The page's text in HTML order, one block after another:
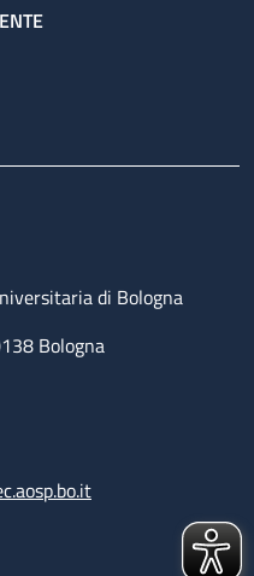
di Bologna
Bologna